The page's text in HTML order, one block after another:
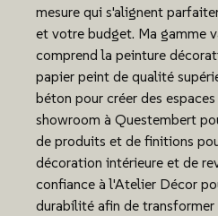
mesure qui s'alignent
et votre budget. Ma gamme
comprend la peinture
papier peint de qualité
béton pour créer des
showroom à Questembert
de produits et de finitions
décoration intérieure et de
confiance à l'Atelier Décor
durabilité afin de